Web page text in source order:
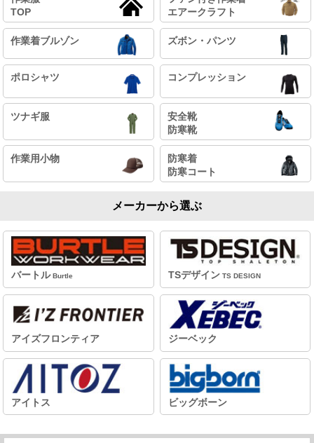
TOP
エアークラフト
作業着ブルゾン ズボン・パンツ
ポロシャツ コンプレッション
ツナギ服
安全靴
防寒靴
作業用小物
防寒着
防寒コート
メーカーから選ぶ
バートル Burtle TSデザイン TS DESIGN
アイズフロンティア ジーベック
アイトス ビッグボーン